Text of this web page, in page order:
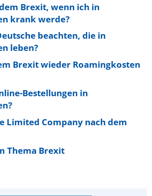
Brexit, wenn ich in
krank werde?
beachten, die in
leben?
Brexit wieder Roamingkosten
Bestellungen in
Limited Company nach dem
Thema Brexit